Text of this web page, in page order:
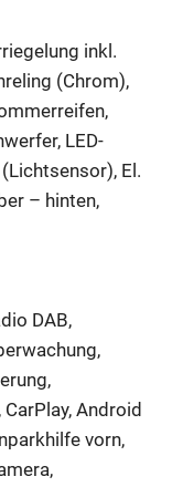
inkl.
(Chrom),
LED-
El.
– hinten,
DAB,
Android
vorn,